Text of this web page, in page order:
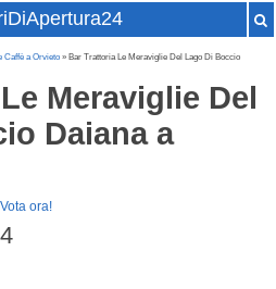
Caffè a Orvieto » Bar Trattoria Le Meraviglie Del Lago Di Boccio
Meraviglie Del
Daianaa
Vota ora!